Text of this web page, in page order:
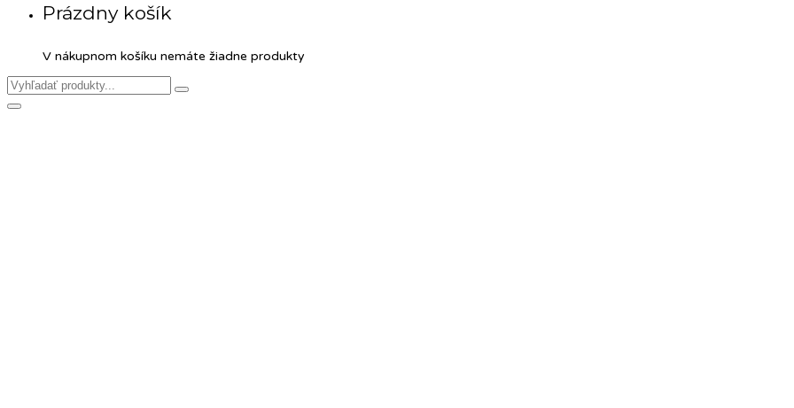
Prázdny košík
V nákupnom košíku nemáte žiadne produkty